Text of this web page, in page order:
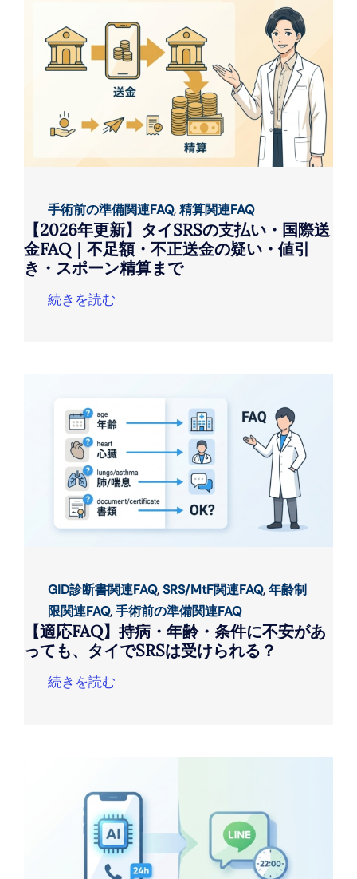
手術前の準備関連FAQ,精算関連FAQ
【2026年更新】タイSRSの支払い・国際送
金FAQ｜不足額・不正送金の疑い・値引
き・スポーン精算まで
続きを読む
GID診断書関連FAQ,SRS/MtF関連FAQ,年齢制
限関連FAQ,手術前の準備関連FAQ
【適応FAQ】持病・年齢・条件に不安があ
っても、タイでSRSは受けられる？
続きを読む